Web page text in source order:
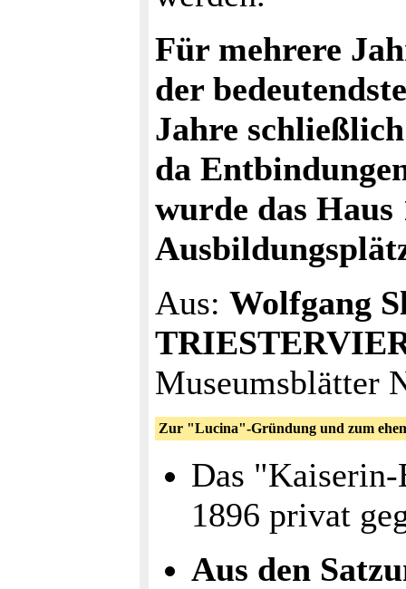
Für mehrere
der
Jahre
da
wurde das
Aus: Wolfgang
Museumsblätter
Zur "Lucina"-Gründung und zum
Das
1896 privat
Aus den